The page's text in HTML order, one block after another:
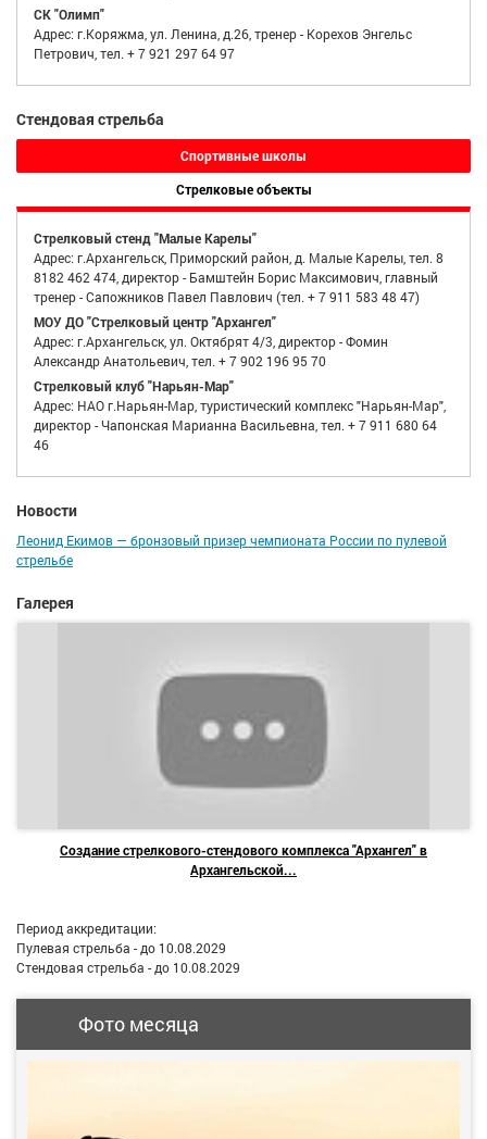
СК "Олимп"
Адрес: г.Коряжма, ул. Ленина, д.26, тренер - Корехов Энгельс
Петрович, тел. + 7 921 297 64 97
Стендовая стрельба
Спортивные школы
Стрелковые объекты
Стрелковый стенд "Малые Карелы"
Адрес: г.Архангельск, Приморский район, д. Малые Карелы, тел. 8
8182 462 474, директор - Бамштейн Борис Максимович, главный
тренер - Сапожников Павел Павлович (тел. + 7 911 583 48 47)
МОУ ДО "Стрелковый центр "Архангел"
Адрес: г.Архангельск, ул. Октябрят 4/3, директор - Фомин
Александр Анатольевич, тел. + 7 902 196 95 70
Стрелковый клуб "Нарьян-Мар"
Адрес: НАО г.Нарьян-Мар, туристический комплекс "Нарьян-Мар",
директор - Чапонская Марианна Васильевна, тел. + 7 911 680 64
46
Новости
Леонид Екимов — бронзовый призер чемпионата России по пулевой
стрельбе
Галерея
Создание стрелкового-стендового комплекса "Архангел" в
Архангельской...
Период аккредитации:
Пулевая стрельба - до 10.08.2029
Стендовая стрельба - до 10.08.2029
Фото месяца